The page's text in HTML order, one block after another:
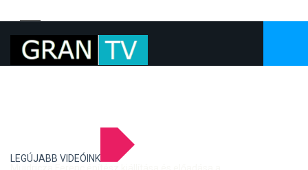
LEGÚJABB VIDEÓINK